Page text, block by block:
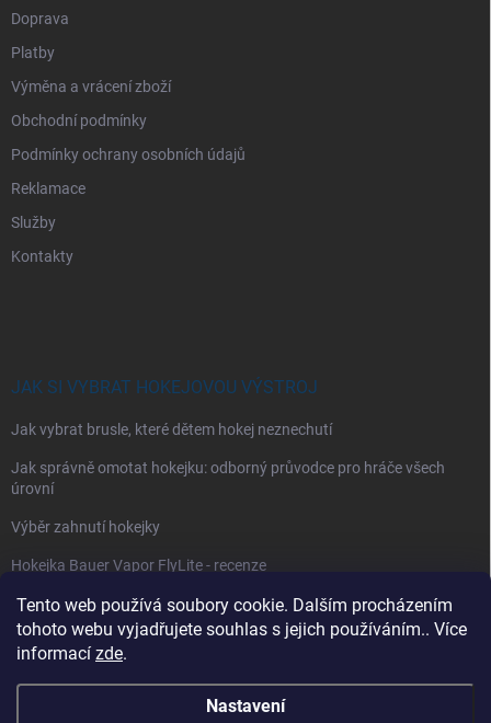
Tento web používá soubory cookie. Dalším procházením
tohoto webu vyjadřujete souhlas s jejich používáním.. Více
informací zde.
Nastavení
Doprava
Platby
Výměna a vrácení zboží
Obchodní podmínky
Podmínky ochrany osobních údajů
Reklamace
Služby
Kontakty
JAK SI VYBRAT HOKEJOVOU VÝSTROJ
Jak vybrat brusle, které dětem hokej neznechutí
Jak správně omotat hokejku: odborný průvodce pro hráče všech
úrovní
Výběr zahnutí hokejky
Hokejka Bauer Vapor FlyLite - recenze
Jak si vybrat hokejové kalhoty
Jak si vybrat hokejové chrániče ramen?